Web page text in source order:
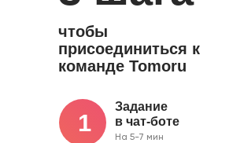
1
Задание
в чат-боте
На 5-7 мин
чтобы
присоединиться к
команде Tomoru